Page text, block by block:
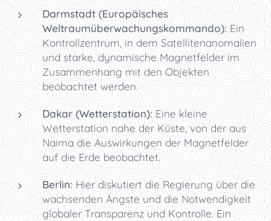
Darmstadt (Europäisches
Weltraumüberwachungskommando): Ein
Kontrollzentrum, in dem Satellitenanomalien
und starke, dynamische Magnetfelder im
Zusammenhang mit den Objekten
beobachtet werden.
Dakar (Wetterstation): Eine kleine
Wetterstation nahe der Küste, von der aus
Naima die Auswirkungen der Magnetfelder
auf die Erde beobachtet.
Berlin: Hier diskutiert die Regierung über die
wachsenden Ängste und die Notwendigkeit
globaler Transparenz und Kontrolle. Ein